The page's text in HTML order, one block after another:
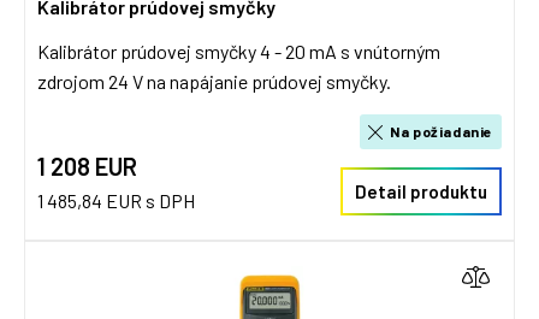
Kalibrátor prúdovej smyčky
Kalibrátor prúdovej smyčky 4 - 20 mA s vnútorným
zdrojom 24 V na napájanie prúdovej smyčky.
1 208 EUR
1 485,84 EUR s DPH
Na požiadanie
Detail produktu